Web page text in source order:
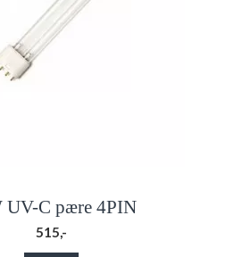
UV-C pære 4PIN
515,-